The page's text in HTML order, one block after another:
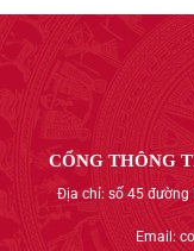
CỔNG THÔNG
Địa chỉ: số 45 đường
Email: